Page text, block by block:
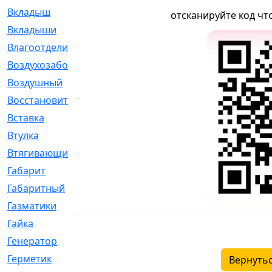
Вкладыш
Вкладыши
Влагоотделитель
Воздухозаборник
Воздушный
Восстановительный
Вставка
Втулка
Втягивающий
Габарит
Габаритный
Газматики
Гайка
Генератор
Герметик
отсканируйте код